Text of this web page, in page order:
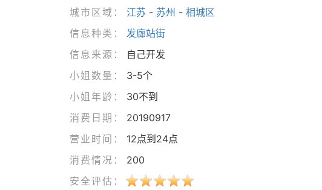
城市区域： 江苏 - 苏州 - 相城区
信息种类：
发廊站街
信息来源：
自己开发
小姐数量：
3-5个
小姐年龄：
30不到
消费日期：
20190917
营业时间：
12点到24点
消费情况：
200
安全评估：